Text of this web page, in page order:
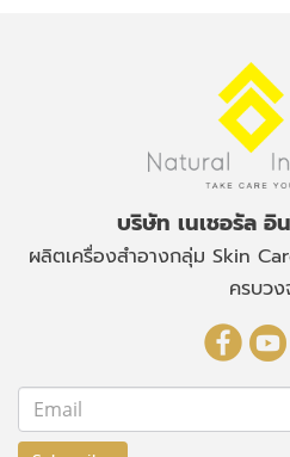
บริษัท เนเชอรัล อิ
ผลิตเครื่องสำอางกลุ่ม Skin
ครบวง